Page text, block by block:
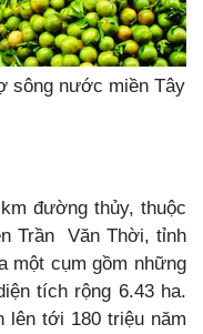
sông nước miền Tây
đường thủy, thuộc
Trần Văn Thời, tỉnh
một cụm gồm những
tích rộng 6.43 ha.
tới 180 triệu năm